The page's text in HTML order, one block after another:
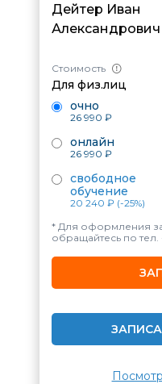
Дейтер Иван
Александрович
Стоимость
Для физ.лиц
очно
26 990 ₽
онлайн
26 990 ₽
свободное
обучение
20 240 ₽ (-25%)
* Для оформления
обращайтесь по тел.